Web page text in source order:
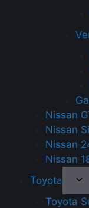
Nissan
Nissan
Nissan
Nissan
Toyota
Toyota